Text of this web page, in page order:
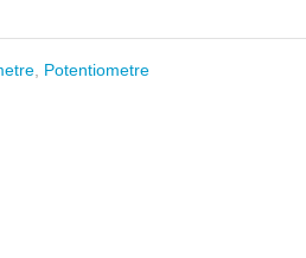
Potentiometre